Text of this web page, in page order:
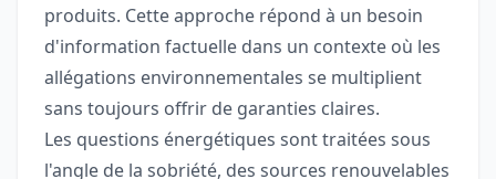
produits. Cette approche répond à un besoin
d'information factuelle dans un contexte où les
allégations environnementales se multiplient
sans toujours offrir de garanties claires.
Les questions énergétiques sont traitées sous
l'angle de la sobriété, des sources renouvelables